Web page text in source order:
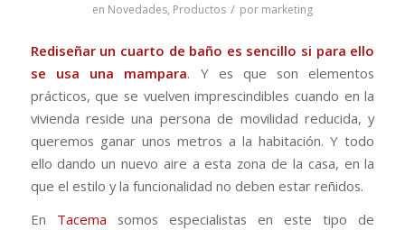
en Novedades, Productos / por marketing
Rediseñar un cuarto de baño es sencillo si para ello
se usa una mampara. Y es que son elementos
prácticos, que se vuelven imprescindibles cuando en la
vivienda reside una persona de movilidad reducida, y
queremos ganar unos metros a la habitación. Y todo
ello dando un nuevo aire a esta zona de la casa, en la
que el estilo y la funcionalidad no deben estar reñidos.
En Tacema somos especialistas en este tipo de